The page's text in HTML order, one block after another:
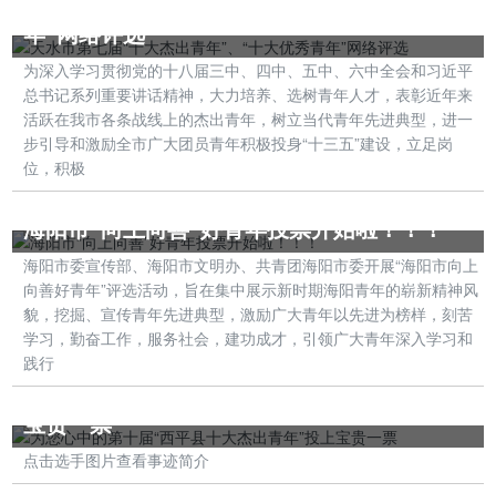
年”网络评选
为深入学习贯彻党的十八届三中、四中、五中、六中全会和习近平
总书记系列重要讲话精神，大力培养、选树青年人才，表彰近年来
活跃在我市各条战线上的杰出青年，树立当代青年先进典型，进一
步引导和激励全市广大团员青年积极投身“十三五”建设，立足岗
位，积极
海阳市“向上向善”好青年投票开始啦！！！
海阳市委宣传部、海阳市文明办、共青团海阳市委开展“海阳市向上
向善好青年”评选活动，旨在集中展示新时期海阳青年的崭新精神风
貌，挖掘、宣传青年先进典型，激励广大青年以先进为榜样，刻苦
学习，勤奋工作，服务社会，建功成才，引领广大青年深入学习和
践行
为您心中的第十届“西平县十大杰出青年”投上
宝贵一票
点击选手图片查看事迹简介